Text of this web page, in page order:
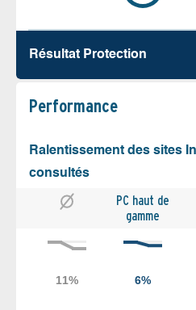
Résultat Protection
Performance
Ralentissement des sites
consultés
PC haut de
gamme